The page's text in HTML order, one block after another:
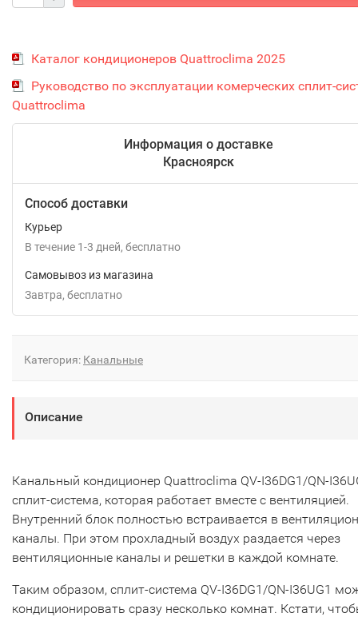
Каталог кондиционеров Quattroclima 2025
Руководство по эксплуатации комерческих сплит-
Quattroclima
Информация о доставке
Красноярск
Способ доставки
Курьер
В течение 1-3 дней Бесплатно
Самовывоз из магазина
Завтра
Бесплатно
Категория: Канальные
Описание
Канальный кондиционер Quattroclima QV-I36DG1/QN-
сплит-система, которая работает вместе с вентиляцией.
Внутренний блок полностью встраивается в
каналы. При этом прохладный воздух раздается через
вентиляционные каналы и решетки в каждой комнате.
Таким образом, сплит-система QV-I36DG1/QN-I36UG1
кондиционировать сразу несколько комнат. Кстати,